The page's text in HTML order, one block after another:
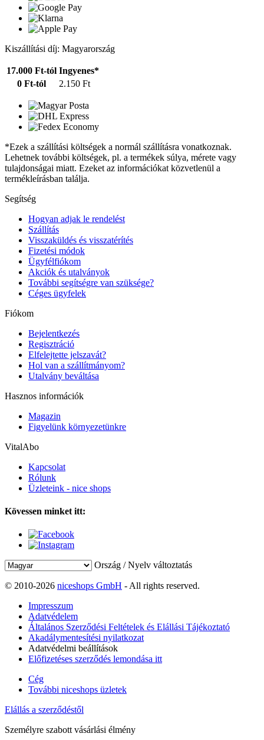
Kiszállítási díj: Magyarország
17.000 Ft-tól Ingyenes*
0 Ft-tól
2.150 Ft
*Ezek a szállítási költségek a normál szállításra vonatkoznak.
Lehetnek további költségek, pl. a termékek súlya, mérete vagy
tulajdonságai miatt. Ezeket az információkat közvetlenül a
termékleírásban találja.
Segítség
Hogyan adjak le rendelést
Szállítás
Visszaküldés és visszatérítés
Fizetési módok
Ügyfélfiókom
Akciók és utalványok
További segítségre van szüksége?
Céges ügyfelek
Fiókom
Bejelentkezés
Regisztráció
Elfelejtette jelszavát?
Hol van a szállítmányom?
Utalvány beváltása
Hasznos információk
Magazin
Figyelünk környezetünkre
VitalAbo
Kapcsolat
Rólunk
Üzleteink - nice shops
Kövessen minket itt:
Ország / Nyelv változtatás
© 2010-2026 niceshops GmbH - All rights reserved.
Impresszum
Adatvédelem
Általános Szerződési Feltételek és Elállási Tájékoztató
Akadálymentesítési nyilatkozat
Adatvédelmi beállítások
Előfizetéses szerződés lemondása itt
Cég
További niceshops üzletek
Elállás a szerződéstől
Személyre szabott vásárlási élmény